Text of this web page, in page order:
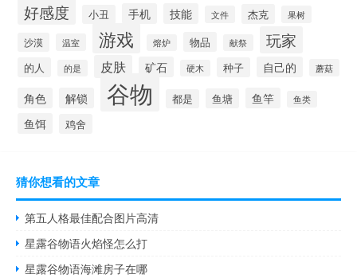
好感度 小丑 手机 技能 文件 杰克 果树
沙漠 温室 游戏 熔炉 物品 献祭 玩家
的人 的是 皮肤 矿石 硬木 种子 自己的 蘑菇
角色 解锁 谷物 都是 鱼塘 鱼竿 鱼类
鱼饵 鸡舍
猜你想看的文章
第五人格最佳配合图片高清
星露谷物语火焰怪怎么打
星露谷物语海滩房子在哪